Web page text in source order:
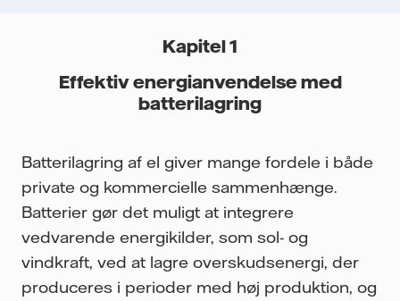
Kapitel 1
Effektiv energianvendelse med
batterilagring
Batterilagring af el giver mange fordele i både
private og kommercielle sammenhænge.
Batterier gør det muligt at integrere
vedvarende energikilder, som sol- og
vindkraft, ved at lagre overskudsenergi, der
produceres i perioder med høj produktion, og